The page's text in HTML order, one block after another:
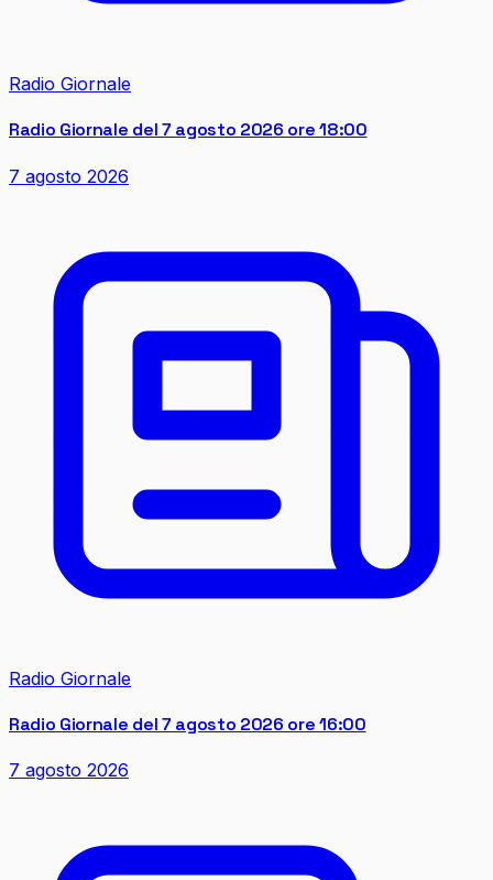
Radio Giornale
Radio Giornale del 7 agosto 2026 ore 18:00
7 agosto 2026
Radio Giornale
Radio Giornale del 7 agosto 2026 ore 16:00
7 agosto 2026